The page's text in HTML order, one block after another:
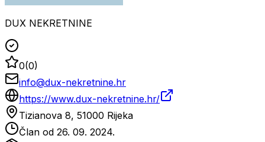
DUX NEKRETNINE
0(0)
info@dux-nekretnine.hr
https://www.dux-nekretnine.hr/
Tizianova 8, 51000 Rijeka
Član od 26. 09. 2024.